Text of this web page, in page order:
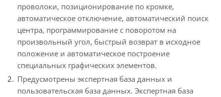
проволоки, позиционирование по кромке,
автоматическое отключение, автоматический поиск
центра, программирование с поворотом на
произвольный угол, быстрый возврат в исходное
положение и автоматическое построение
специальных графических элементов.
Предусмотрены экспертная база данных и
пользовательская база данных. Экспертная база